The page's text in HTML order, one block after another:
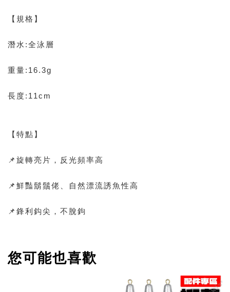
【規格】
潛水:全泳層
重量:16.3g
長度:11cm
【特點】
📌旋轉亮片，反光頻率高
📌鮮豔鬍鬚佬、自然漂流誘魚性高
📌鋒利鈎尖，不脫鉤
您可能也喜歡